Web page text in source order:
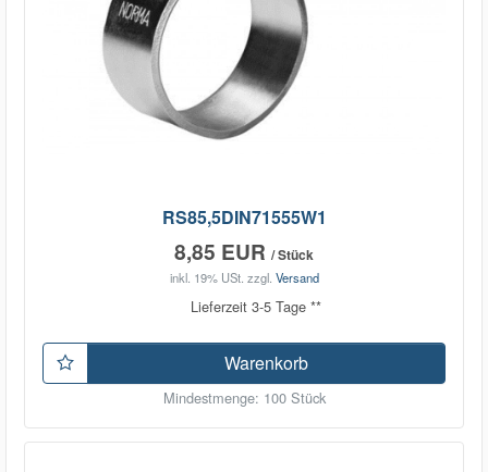
RS85,5DIN71555W1
8,85 EUR / Stück
inkl. 19% USt. zzgl. Versand
Lieferzeit 3-5 Tage **
Warenkorb
Mindestmenge: 100 Stück